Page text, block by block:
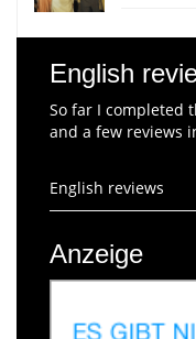
English
So far I completed
and a few reviews
English reviews
Anzeige